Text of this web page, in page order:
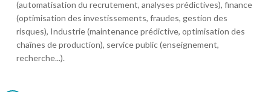
(automatisation du recrutement, analyses prédictives), finance
(optimisation des investissements, fraudes, gestion des
risques), Industrie (maintenance prédictive, optimisation des
chaînes de production), service public (enseignement,
recherche...).